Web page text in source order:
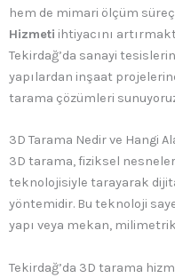
hem de mimari ölçüm
Hizmeti ihtiyacını
Tekirdağ’da sanayi
yapılardan inşaat
tarama çözümleri
3D Tarama Nedir ve Hangi
3D tarama, fiziksel
teknolojisiyle tarayarak
yöntemidir. Bu teknoloji
yapı veya mekan,
Tekirdağ’da 3D tarama